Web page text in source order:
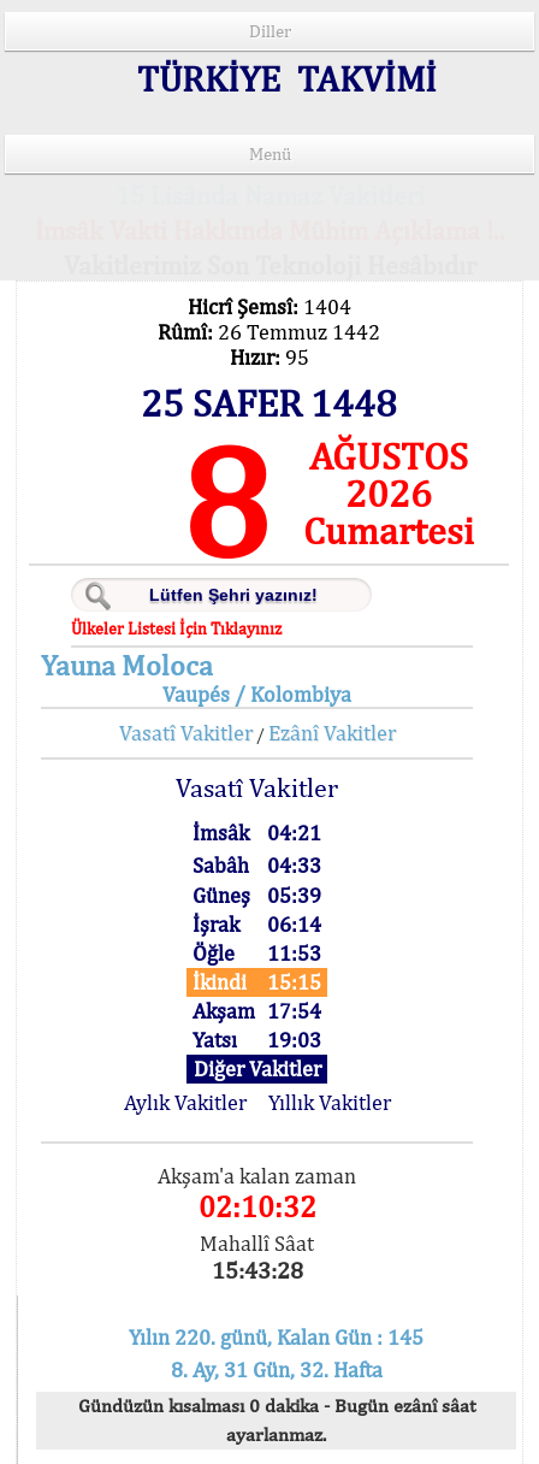
Diller
TÜRKİYE TAKVİMİ
Menü
Hicrî Şemsî: 1404
Rûmî: 26 Temmuz 1442
Hızır: 95
25 SAFER 1448
8
AĞUSTOS
2026
Cumartesi
Ülkeler Listesi İçin Tıklayınız
Yauna Moloca
Vaupés / Kolombiya
Vasatî Vakitler/ Ezânî Vakitler
Vasatî Vakitler
İmsâk
04:21
Sabâh
04:33
Güneş
05:39
İşrak
06:14
Öğle
11:53
İkindi
15:15
Akşam 17:54
Yatsı
19:03
Diğer Vakitler
Aylık Vakitler
Yıllık Vakitler
Akşam'a kalan zaman
02:10:32
Mahallî Sâat
15:43:28
Yılın 220. günü, Kalan Gün : 145
8. Ay, 31 Gün, 32. Hafta
Gündüzün kısalması 0 dakika - Bugün ezânî sâat
ayarlanmaz.